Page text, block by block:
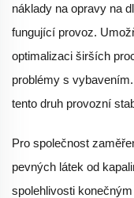
náklady na opravy na
fungující provoz.
optimalizaci širších
problémy s
tento druh provozní
Pro společnost
pevných látek od
spolehlivosti